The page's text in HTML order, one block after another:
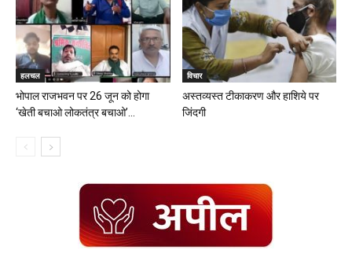
हलचल
भोपाल राजभवन पर 26 जून को होगा
‘खेती बचाओ लोकतंत्र बचाओ’...
विचार
अस्तव्यस्त टीकाकरण और हाशिये पर
जिंदगी